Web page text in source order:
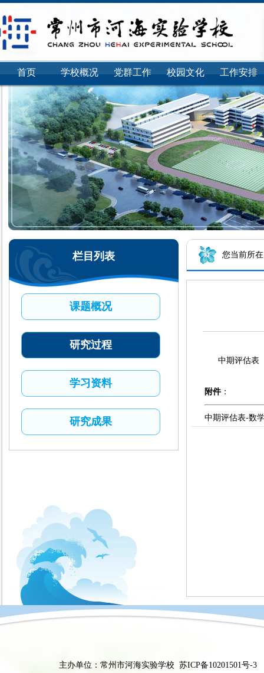
首页 学校概况 党群工作 校园文化 工作安排
栏目列表
课题概况
研究过程
学习资料
研究成果
您当前所
中期评估表
附件：
中期评估表-数
主办单位：常州市河海实验学校 苏ICP备10201501号-3